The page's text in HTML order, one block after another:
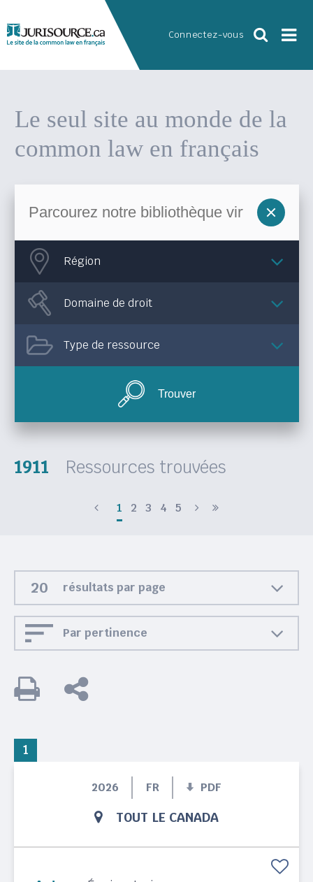
Connectez-vous
Le seul site au monde de la
common law en français
Région
Domaine de droit
Type de ressource
Trouver
1911 Ressources trouvées
1 2 3 4 5
résultats par page
Par pertinence
2026 FR PDF
TOUT LE CANADA
1